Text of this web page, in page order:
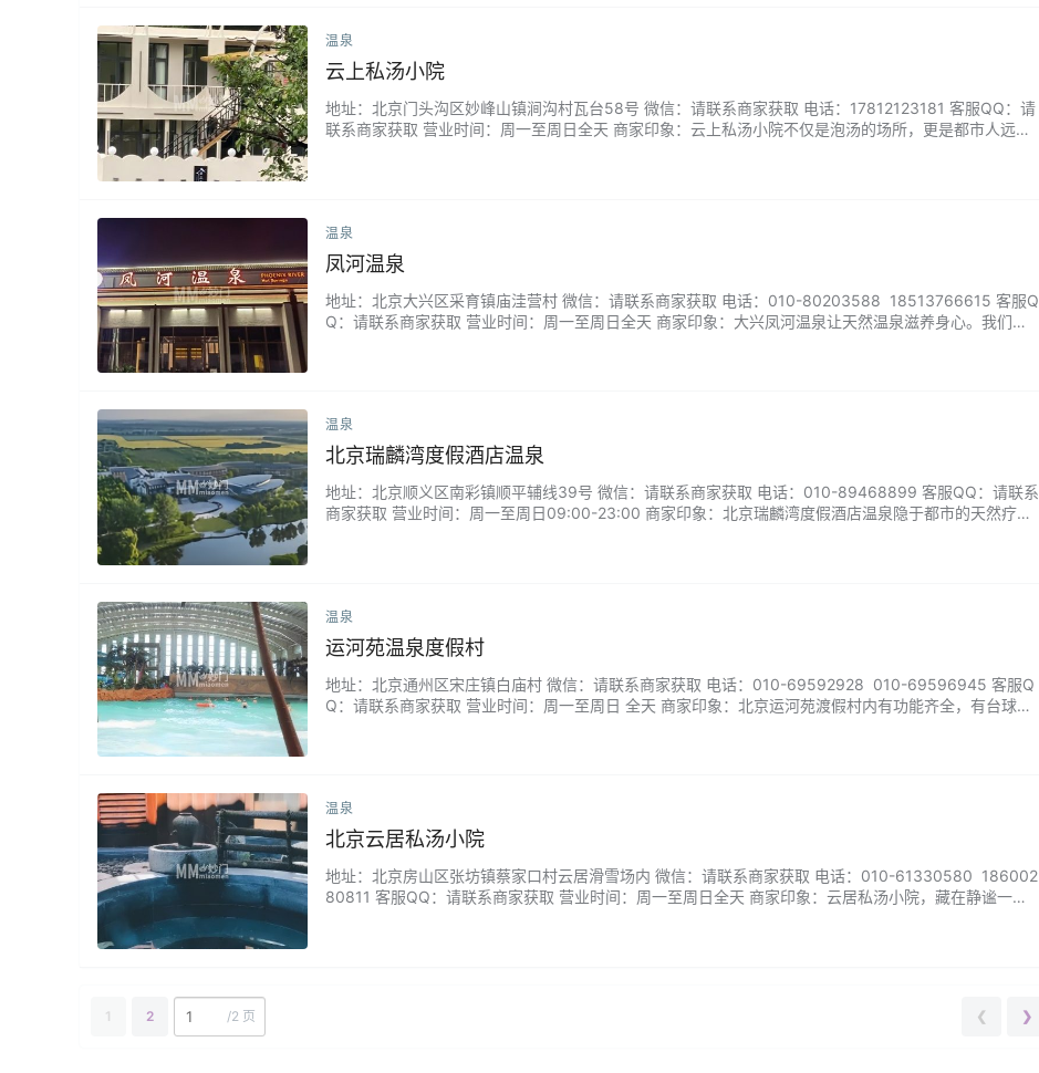
温泉
云上私汤小院
地址：北京门头沟区妙峰山镇涧沟村瓦台58号 微信：请联系商家获取 电话：17812123181 客服QQ：请
联系商家获取 营业时间：周一至周日全天 商家印象：云上私汤小院不仅是泡汤的场所，更是都市人远离
温泉
凤河温泉
地址：北京大兴区采育镇庙洼营村 微信：请联系商家获取 电话：010-80203588 18513766615 客服Q
Q：请联系商家获取 营业时间：周一至周日全天 商家印象：大兴凤河温泉让天然温泉滋养身心。我们拥
温泉
北京瑞麟湾度假酒店温泉
地址：北京顺义区南彩镇顺平辅线39号 微信：请联系商家获取 电话：010-89468899 客服QQ：请联系
商家获取 营业时间：周一至周日09:00-23:00 商家印象：北京瑞麟湾度假酒店温泉隐于都市的天然疗愈
温泉
运河苑温泉度假村
地址：北京通州区宋庄镇白庙村 微信：请联系商家获取 电话：010-69592928 010-69596945 客服Q
Q：请联系商家获取 营业时间：周一至周日 全天 商家印象：北京运河苑渡假村内有功能齐全，有台球、
温泉
北京云居私汤小院
地址：北京房山区张坊镇蔡家口村云居滑雪场内 微信：请联系商家获取 电话：010-61330580 186002
80811 客服QQ：请联系商家获取 营业时间：周一至周日全天 商家印象：云居私汤小院，藏在静谧一
1 2 /2 页 ❮ ❯